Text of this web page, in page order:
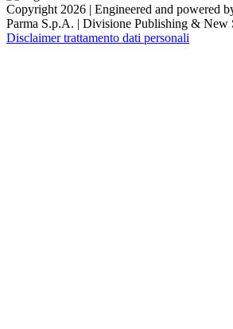
Copyright 2026 | Engineered and powered
Parma S.p.A. | Divisione Publishing & New
Disclaimer trattamento dati personali